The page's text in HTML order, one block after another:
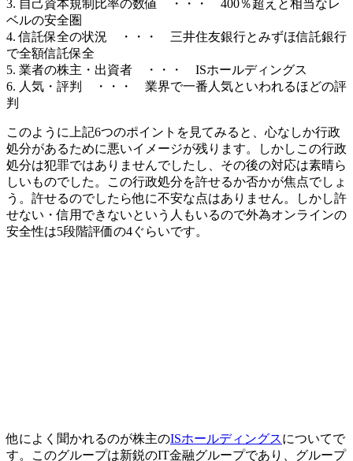
3. 自己資本規制比率の数値 ・・・ 400％超えと相当なレ
ベルの安全圏
4. 信託保全の状況 ・・・ 三井住友銀行とみずほ信託銀行
で全額信託保全
5. 業者の株主・出資者 ・・・ ISホールディングス
6. 人気・評判 ・・・ 業界で一番人気といわれるほどの評
判
このように上記6つのポイントを見てみると、心なしか行政
処分があるために悪いイメージが残ります。しかしこの行政
処分は犯罪ではありませんでしたし、その後の対応は素晴ら
しいものでした。この行政処分を許せるか否かが焦点でしょ
う。許せるのでしたら他に不安な点はありません。しかし許
せない・信用できないという人もいるので外為オンラインの
安全性は5段階評価の4ぐらいです。
他によく聞かれるのが株主のISホールディングスについてで
す。このグループは新鋭のIT金融グループであり、グループ